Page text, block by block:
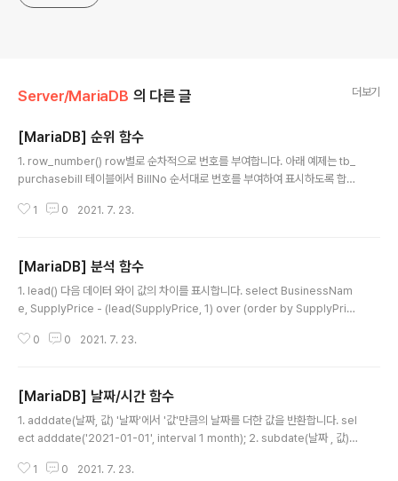
Server/MariaDB 의 다른 글 더보기
[MariaDB] 순위 함수
1. row_number() row별로 순차적으로 번호를 부여합니다. 아래 예제는 tb_
purchasebill 테이블에서 BillNo 순서대로 번호를 부여하여 표시하도록 합니
sinessName from tb_purchasebill tp; 전체적인 순서가 아닌 그룹별로
over(partition by tp.BusinessName order by tp.BillNo asc) as nu
mber, tp.BusinessName f..
1 0 2021. 7. 23.
[MariaDB] 분석 함수
1. lead() 다음 데이터 와이 값의 차이를 표시합니다. select BusinessNam
e, SupplyPrice - (lead(SupplyPrice, 1) over (order by SupplyPric
는 값을 기준으로 다음에 나오는 SupplyPrice와의 차이를 표시하도록 합니
는 차이 뿐입니다. select BusinessName, SupplyPrice - (lag(SupplyP
rice, 1) over (order by..
0 0 2021. 7. 23.
[MariaDB] 날짜/시간 함수
1. adddate(날짜, 값) '날짜'에서 '값'만큼의 날짜를 더한 값을 반환합니다. sel
ect adddate('2021-01-01', interval 1 month); 2. subdate(날짜 , 값)
-02-01', interval 1 month); 3. addtime(시간, 값) '시간'에서 '값'만큼의 시
1 0 2021. 7. 23.